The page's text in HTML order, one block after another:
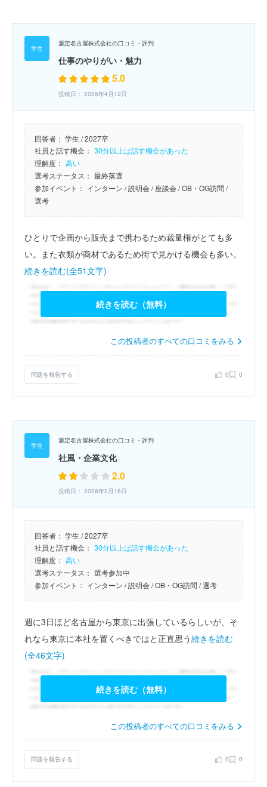
瀧定名古屋株式会社の口コミ・評判
仕事のやりがい・魅力
5.0
投稿日： 2026年4月12日
回答者： 学生 / 2027卒
社員と話す機会： 30分以上は話す機会があった
理解度： 高い
選考ステータス： 最終落選
参加イベント： インターン / 説明会/ 座談会/ OB・OG訪問/
選考
ひとりで企画から販売まで携わるため裁量権がとても多
い。また衣類が商材であるため街で見かける機会も多い。
続きを読む(全51文字)
続きを読む（無料）
この投稿者のすべての口コミをみる
問題を報告する 0 0
瀧定名古屋株式会社の口コミ・評判
社風・企業文化
2.0
投稿日： 2026年2月18日
回答者： 学生 / 2027卒
社員と話す機会： 30分以上は話す機会があった
理解度： 高い
選考ステータス： 選考参加中
参加イベント： インターン / 説明会/ OB・OG訪問/ 選考
週に3日ほど名古屋から東京に出張しているらしいが、そ
れなら東京に本社を置くべきではと正直思う続きを読む
(全46文字)
続きを読む（無料）
この投稿者のすべての口コミをみる
問題を報告する 0 0